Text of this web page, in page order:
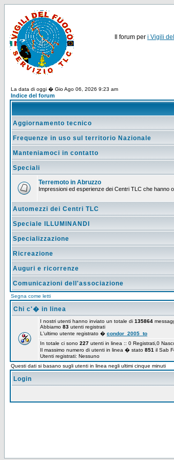
Il forum per i Vigili
La data di oggi � Gio Ago 06, 2026 9:23 am
Indice del forum
Aggiornamento tecnico
Frequenze in uso sul territorio Nazionale
Manteniamoci in contatto
Speciali
Terremoto in Abruzzo
Impressioni ed esperienze dei Centri TLC che hanno
Automezzi dei Centri TLC
Speciale ILLUMINANDI
Specializzazione
Ricreazione
Auguri e ricorrenze
Comunicazioni dell'associazione
Segna come letti
Chi c'� in linea
I nostri utenti hanno inviato un totale di 135864
Abbiamo 83 utenti registrati
L'ultimo utente registrato � condor_2005_to
In totale ci sono 227 utenti in linea :: 0 Registrati,0
Il massimo numero di utenti in linea � stato 851 il Sab
Utenti registrati: Nessuno
Questi dati si basano sugli utenti in linea negli ultimi cinque minuti
Login